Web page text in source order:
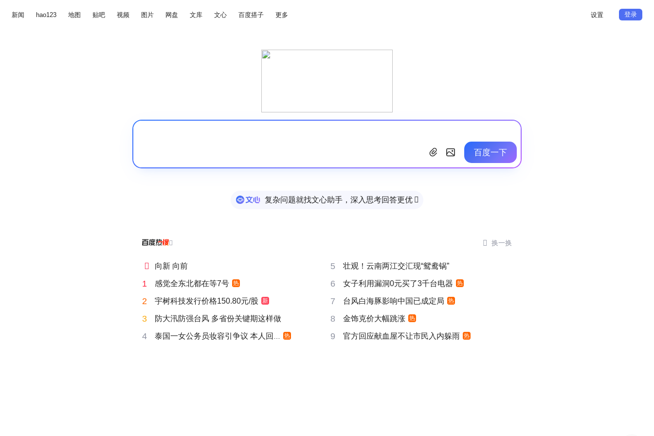
新闻 hao123 地图 贴吧 视频 图片 网盘 文库 文心 百度搭子 更多 设置 登录
百度一下
复杂问题就找文心助手，深入思考回答更优 
  换一换
 向新 向前 5 壮观！云南两江交汇现“鸳鸯锅”
1 感觉全东北都在等7号 热 6 女子利用漏洞0元买了3千台电器 热
2 宇树科技发行价格150.80元/股 新 7 台风白海豚影响中国已成定局 热
3 防大汛防强台风 多省份关键期这样做 8 金饰克价大幅跳涨 热
4 泰国一女公务员妆容引争议 本人回应 热 9 官方回应献血屋不让市民入内躲雨 热